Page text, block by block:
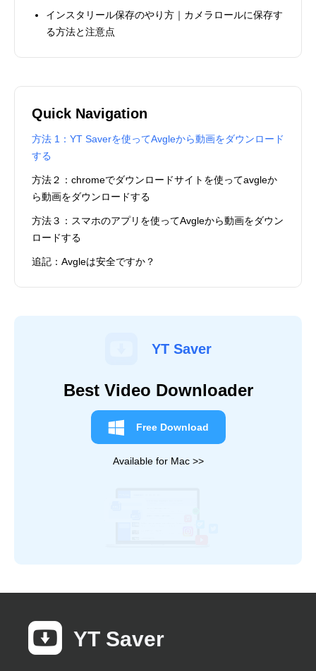
インスタリール保存のやり方｜カメラロールに保存す
る方法と注意点
Quick Navigation
方法 1：YT Saverを使ってAvgleから動画をダウンロード
する
方法２：chromeでダウンロードサイトを使ってavgleか
ら動画をダウンロードする
方法３：スマホのアプリを使ってAvgleから動画をダウン
ロードする
追記：Avgleは安全ですか？
YT Saver
Best Video Downloader
Free Download
Available for Mac >>
YT Saver